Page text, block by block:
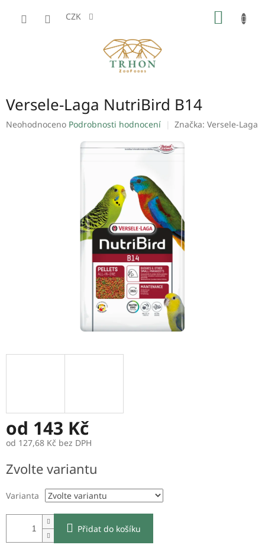
CZK
Versele-Laga NutriBird B14
Průměrné
Neohodnoceno Podrobnosti hodnocení Značka: Versele-Laga
od 143 Kč
od 127,68 Kč bez DPH
cena:
Zvolte variantu
Varianta
Přidat do košíku